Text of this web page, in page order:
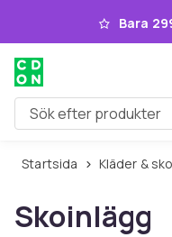
Hoppa till Bara
Sök efter produkter
Startsida Kläder &
Skoinlägg